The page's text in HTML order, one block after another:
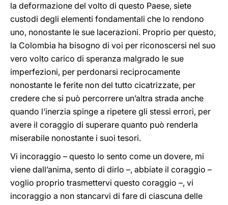
la deformazione del volto di questo Paese, siete
custodi degli elementi fondamentali che lo rendono
uno, nonostante le sue lacerazioni. Proprio per questo,
la Colombia ha bisogno di voi per riconoscersi nel suo
vero volto carico di speranza malgrado le sue
imperfezioni, per perdonarsi reciprocamente
nonostante le ferite non del tutto cicatrizzate, per
credere che si può percorrere un’altra strada anche
quando l’inerzia spinge a ripetere gli stessi errori, per
avere il coraggio di superare quanto può renderla
miserabile nonostante i suoi tesori.
Vi incoraggio – questo lo sento come un dovere, mi
viene dall’anima, sento di dirlo –, abbiate il coraggio –
voglio proprio trasmettervi questo coraggio –, vi
incoraggio a non stancarvi di fare di ciascuna delle